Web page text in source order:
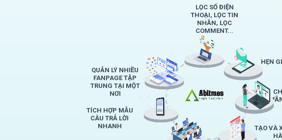
HẸN
TẠO VÀ
LỌC SỐ ĐIỆN
THOẠI, LỌC TIN
NHẮN, LỌC
COMMENT...
QUẢN LÝ NHIỀU
FANPAGE TẬP
TRUNG TẠI MỘT
NƠI
TÍCH HỢP MẪU
CÂU TRẢ LỜI
NHANH